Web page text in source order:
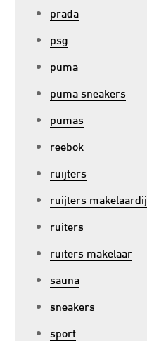
prada
psg
puma
puma sneakers
pumas
reebok
ruijters
ruijters makelaardij
ruiters
ruiters makelaar
sauna
sneakers
sport